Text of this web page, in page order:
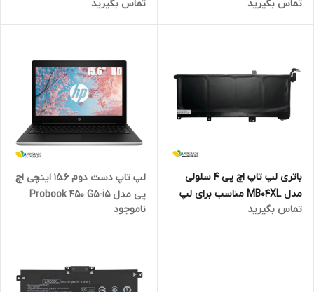
تاپ Pavilion X2 10
تماس بگیرید
تاپ EliteBook X360 1030 G2
تماس بگیرید
باتری لپ تاپ اچ پی 4 سلولی
مدل MB04XL مناسب برای لپ
تاپ ENVY X360 15-AQ005NA
تماس بگیرید
لپ تاپ دست دوم 15.6 اینچی اچ
پی مدل Probook 450 G5-i5
8GB 256SSD MX930 2GB
ناموجود